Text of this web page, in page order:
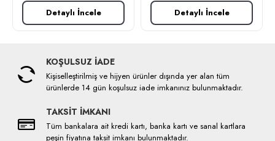
Detaylı İncele Detaylı İncele
KOŞULSUZ İADE
Kişiselleştirilmiş ve hijyen ürünler dışında yer alan tüm
ürünlerde 14 gün koşulsuz iade imkanınız bulunmaktadır.
TAKSİT İMKANI
Tüm bankalara ait kredi kartı, banka kartı ve sanal kartlara
peşin fiyatına taksit imkanı bulunmaktadır.